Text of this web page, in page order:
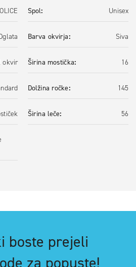
okvir
Spol Unisex
Barva okvirja Siva
Širina mostička 16
Dolžina ročke 145
Širina leče 56
boste prejeli
za popuste!